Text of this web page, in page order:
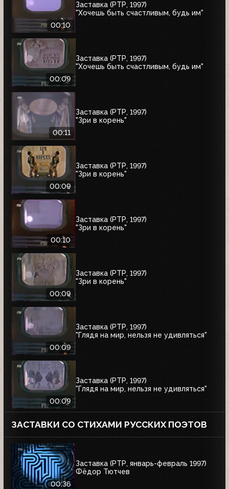
00:10
Заставка (РТР, 1997)
"Хочешь быть счастливым, будь им"
00:09
Заставка (РТР, 1997)
"Хочешь быть счастливым, будь им"
00:11
Заставка (РТР, 1997)
"Зри в корень"
00:09
Заставка (РТР, 1997)
"Зри в корень"
00:10
Заставка (РТР, 1997)
"Зри в корень"
00:09
Заставка (РТР, 1997)
"Зри в корень"
00:09
Заставка (РТР, 1997)
"Глядя на мир, нельзя не удивляться"
00:09
Заставка (РТР, 1997)
"Глядя на мир, нельзя не удивляться"
ЗАСТАВКИ СО СТИХАМИ РУССКИХ ПОЭТОВ
00:36
Заставка (РТР, январь-февраль 1997)
Фёдор Тютчев